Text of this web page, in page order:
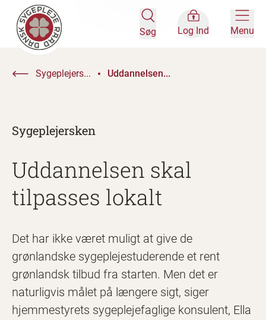
Søg Log Ind Menu
Sygeplejers... Uddannelsen...
Sygeplejersken
Uddannelsen skal
tilpasses lokalt
Det har ikke været muligt at give de
grønlandske sygeplejestuderende et rent
grønlandsk tilbud fra starten. Men det er
naturligvis målet på længere sigt, siger
hjemmestyrets sygeplejefaglige konsulent, Ella